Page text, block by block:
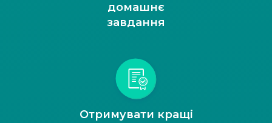
домашнє
завдання
Отримувати кращі